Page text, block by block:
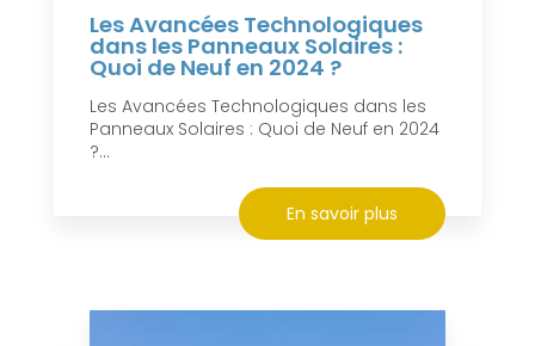
Les Avancées Technologiques
dans les Panneaux Solaires :
Quoi de Neuf en 2024 ?
Les Avancées Technologiques dans les
Panneaux Solaires : Quoi de Neuf en 2024
?...
En savoir plus